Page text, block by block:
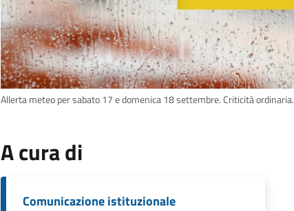
Allerta meteo per sabato 17 e domenica 18 settembre. Criticità ordinaria.
A cura di
Comunicazione istituzionale